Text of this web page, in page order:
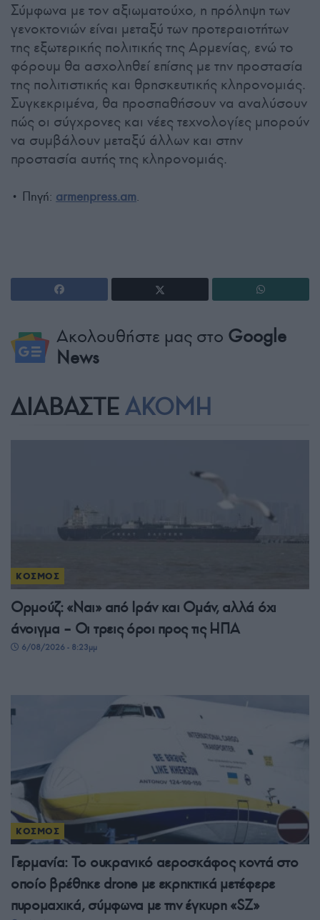
Σύμφωνα με τον αξιωματούχο, η πρόληψη των
γενοκτονιών είναι μεταξύ των προτεραιοτήτων
της εξωτερικής πολιτικής της Αρμενίας, ενώ το
φόρουμ θα ασχοληθεί επίσης με την προστασία
της πολιτιστικής και θρησκευτικής κληρονομιάς.
Συγκεκριμένα, θα προσπαθήσουν να αναλύσουν
πώς οι σύγχρονες και νέες τεχνολογίες μπορούν
να συμβάλουν μεταξύ άλλων και στην
προστασία αυτής της κληρονομιάς.
• Πηγή: armenpress.am.
Ακολουθήστε μας στο Google
News
ΔΙΑΒΑΣΤΕ ΑΚΟΜΗ
ΚΟΣΜΟΣ
Ορμούζ: «Ναι» από Ιράν και Ομάν, αλλά όχι
άνοιγμα – Οι τρεις όροι προς τις ΗΠΑ
6/08/2026 - 8:23μμ
ΚΟΣΜΟΣ
Γερμανία: Το ουκρανικό αεροσκάφος κοντά στο
οποίο βρέθηκε drone με εκρηκτικά μετέφερε
πυρομαχικά, σύμφωνα με την έγκυρη «SZ»